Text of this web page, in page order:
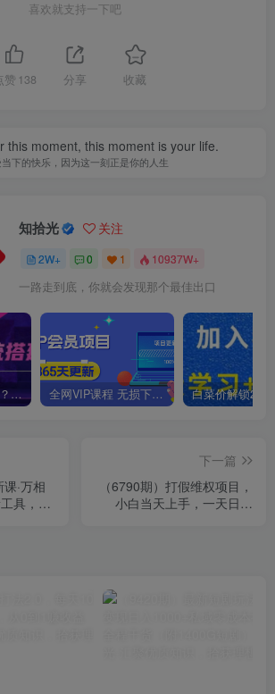
喜欢就支持一下吧
赞 138 分享 收藏
this moment, this moment is your life.
下的快乐，因为这一刻正是你的人生
知拾光 关注
2W+ 0 1 10937W+
一路走到底，你就会发现那个最佳出口
你还在到处找项目？还在当韭菜？我靠卖项目一个月收入5万+，曾经我也是个失败者。 全网VIP课程 无损下载~
·万相
具，新
下一篇
（6790期）打假维权项目，
小白当天上手，一天日入